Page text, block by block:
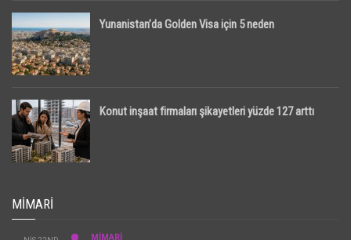
Yunanistan’da Golden Visa için 5 neden
Konut inşaat firmaları şikayetleri yüzde 127 arttı
MIMARI
MİMARİ